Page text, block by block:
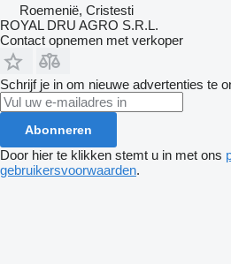
Roemenië, Cristesti
ROYAL DRU AGRO S.R.L.
Contact opnemen met verkoper
Schrijf je in om nieuwe advertenties te
Abonneren
Door hier te klikken stemt u in met ons
gebruikersvoorwaarden.